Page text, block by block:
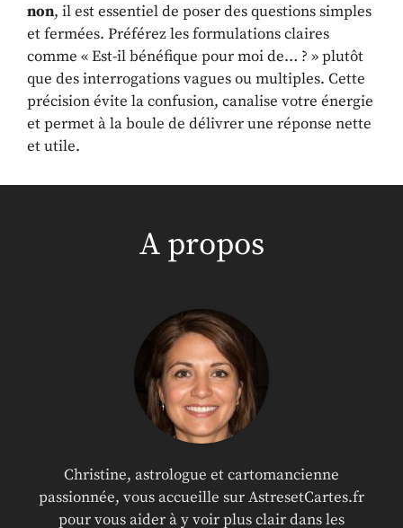
non, il est essentiel de poser des questions simples
et fermées. Préférez les formulations claires
comme « Est-il bénéfique pour moi de… ? » plutôt
que des interrogations vagues ou multiples. Cette
précision évite la confusion, canalise votre énergie
et permet à la boule de délivrer une réponse nette
et utile.
A propos
Christine, astrologue et cartomancienne
passionnée, vous accueille sur AstresetCartes.fr
pour vous aider à y voir plus clair dans les